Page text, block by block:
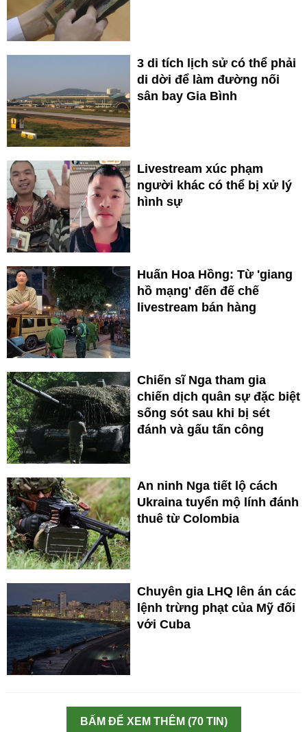
3 di tích lịch sử có thể phải
di dời để làm đường nối
sân bay Gia Bình
Livestream xúc phạm
người khác có thể bị xử lý
hình sự
Huấn Hoa Hồng: Từ 'giang
hồ mạng' đến đế chế
livestream bán hàng
Chiến sĩ Nga tham gia
chiến dịch quân sự đặc biệt
sống sót sau khi bị sét
đánh và gấu tấn công
An ninh Nga tiết lộ cách
Ukraina tuyển mộ lính đánh
thuê từ Colombia
Chuyên gia LHQ lên án các
lệnh trừng phạt của Mỹ đối
với Cuba
BẤM ĐỂ XEM THÊM (70 TIN)